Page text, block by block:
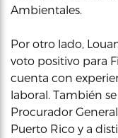
Ambientales.
Por otro lado,
voto positivo para
cuenta con
laboral. También
Procurador
Puerto Rico y a